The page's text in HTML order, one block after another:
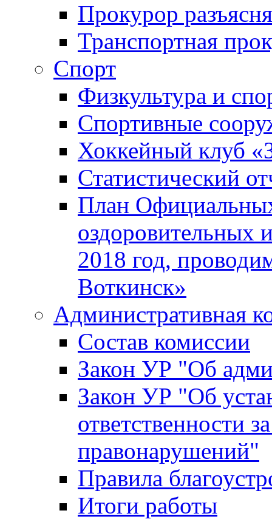
Прокурор
Транспортная
Спорт
Физкультура и
Спортивные
Хоккейный клуб
Статистический
План
оздоровительных
2018 год,
Воткинск»
Административная
Состав комиссии
Закон УР "Об
Закон УР "Об
ответственности
правонарушений"
Правила
Итоги работы